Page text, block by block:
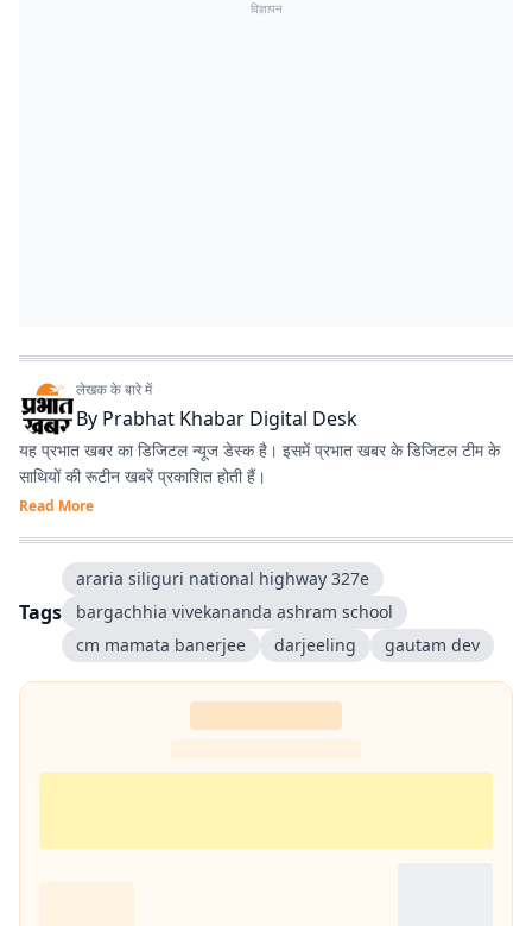
विज्ञापन
लेखक के बारे में
By Prabhat Khabar Digital Desk
यह प्रभात खबर का डिजिटल न्यूज डेस्क है। इसमें प्रभात खबर के डिजिटल टीम के
साथियों की रूटीन खबरें प्रकाशित होती हैं।
Read More
Tags
araria siliguri national highway 327e
bargachhia vivekananda ashram school
cm mamata banerjee
darjeeling gautam dev